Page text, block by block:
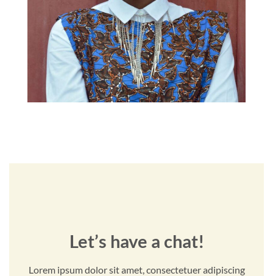
Let’s have a chat!
Lorem ipsum dolor sit amet, consectetuer adipiscing